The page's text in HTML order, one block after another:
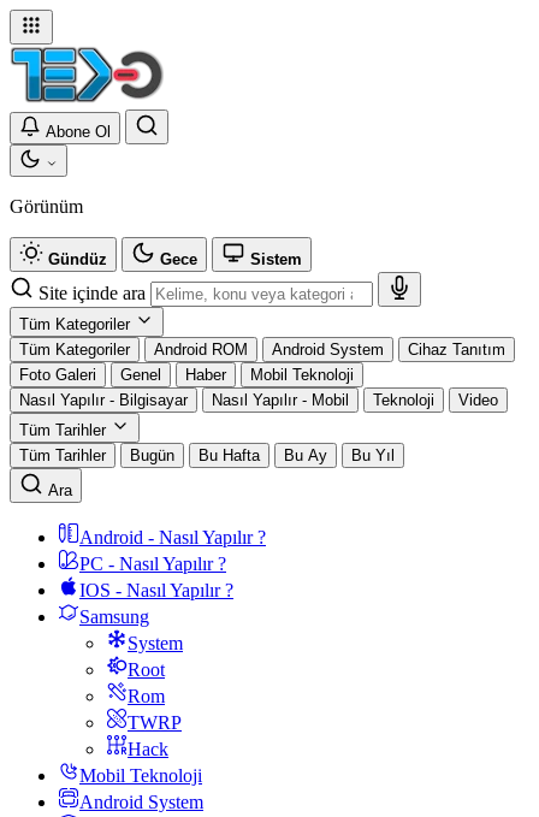
Abone Ol
Görünüm
Gündüz Gece Sistem
Site içinde ara
Tüm Kategoriler
Tüm Kategoriler
Android ROM Android System
Cihaz Tanıtım
Foto Galeri
Genel Haber
Mobil Teknoloji
Nasıl Yapılır - Bilgisayar
Nasıl Yapılır - Mobil Teknoloji
Video
Tüm Tarihler
Tüm Tarihler
Bugün Bu Hafta Bu Ay
Bu Yıl
Ara
Android - Nasıl Yapılır ?
PC - Nasıl Yapılır ?
IOS - Nasıl Yapılır ?
Samsung
System
Root
Rom
TWRP
Hack
Mobil Teknoloji
Android System